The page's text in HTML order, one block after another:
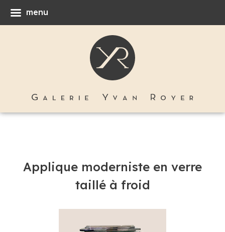
Applique moderniste en verre
taillé à froid
menu